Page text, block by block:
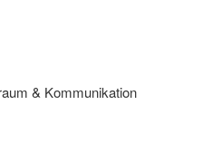
& Kommunikation